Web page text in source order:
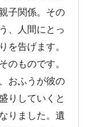
子関係。その
、人間にとっ
を告げます。
のものです。
おふうが彼の
りしていくと
りました。遺